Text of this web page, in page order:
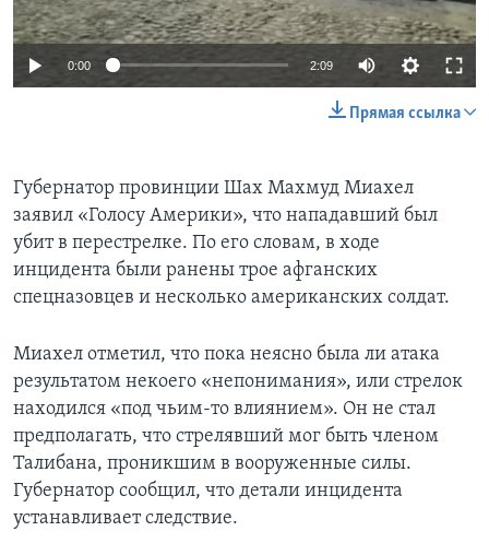
0:00 2:09
Прямая ссылка
Губернатор провинции Шах Махмуд Миахел
заявил «Голосу Америки», что нападавший был
убит в перестрелке. По его словам, в ходе
инцидента были ранены трое афганских
спецназовцев и несколько американских солдат.
Миахел отметил, что пока неясно была ли атака
результатом некоего «непонимания», или стрелок
находился «под чьим-то влиянием». Он не стал
предполагать, что стрелявший мог быть членом
Талибана, проникшим в вооруженные силы.
Губернатор сообщил, что детали инцидента
устанавливает следствие.